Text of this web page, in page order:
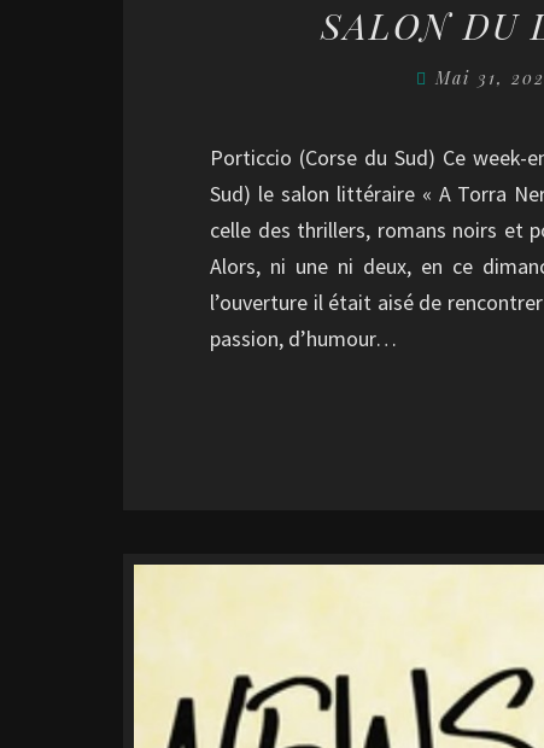
SALON DU
Mai 31,
Porticcio (Corse du Sud) Ce
Sud) le salon littéraire « A Torra
celle des thrillers, romans noirs et
Alors, ni une ni deux, en ce
l’ouverture il était aisé de
passion, d’humour…